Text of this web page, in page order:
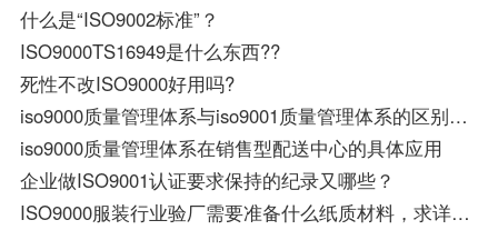
什么是“ISO9002标准”？
ISO9000TS16949是什么东西??
死性不改ISO9000好用吗?
iso9000质量管理体系与iso9001质量管理体系的区别？哪个好?
iso9000质量管理体系在销售型配送中心的具体应用
企业做ISO9001认证要求保持的纪录又哪些？
ISO9000服装行业验厂需要准备什么纸质材料，求详细解答！！！